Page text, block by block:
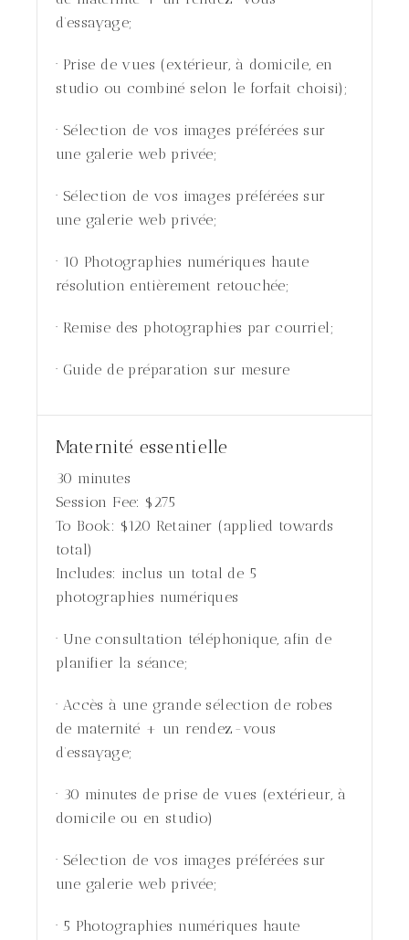
d’essayage;
· Prise de vues (extérieur, à domicile, en
studio ou combiné selon le forfait choisi);
· Sélection de vos images préférées sur
une galerie web privée;
· Sélection de vos images préférées sur
une galerie web privée;
· 10 Photographies numériques haute
résolution entièrement retouchée;
· Remise des photographies par courriel;
· Guide de préparation sur mesure
Maternité essentielle
30 minutes
Session Fee: $275
To Book: $120 Retainer (applied towards
total)
Includes: inclus un total de 5
photographies numériques
· Une consultation téléphonique, afin de
planifier la séance;
· Accès à une grande sélection de robes
de maternité + un rendez-vous
d’essayage;
· 30 minutes de prise de vues (extérieur, à
domicile ou en studio)
· Sélection de vos images préférées sur
une galerie web privée;
· 5 Photographies numériques haute